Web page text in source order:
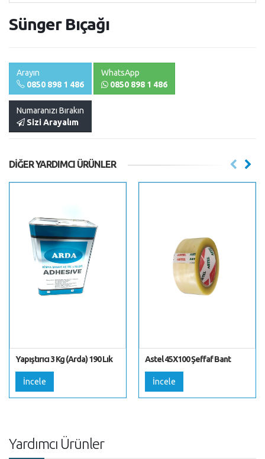
Sünger Bıçağı
Arayın
0850 898 1 486
WhatsApp
0850 898 1 486
Numaranızı Bırakın
Sizi Arayalım
DIĞER YARDIMCI ÜRÜNLER
Yapıştırıcı 3 Kg (Arda) 190 Lık
İncele
Astel 45X100 Şeffaf Bant
İncele
Yardımcı Ürünler